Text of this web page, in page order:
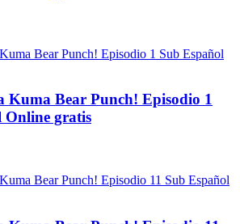
Kuma Bear Punch! Episodio 1
Online gratis